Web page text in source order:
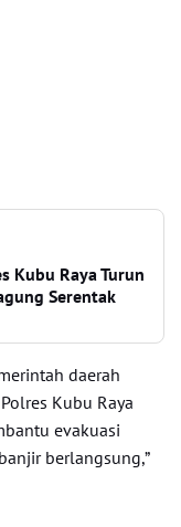
Kubu Raya Turun
Serentak
daerah
Kubu Raya
evakuasi
berlangsung,”